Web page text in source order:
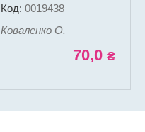
у 5 класі
Код: 0019438
Коваленко О.
70,0 ₴